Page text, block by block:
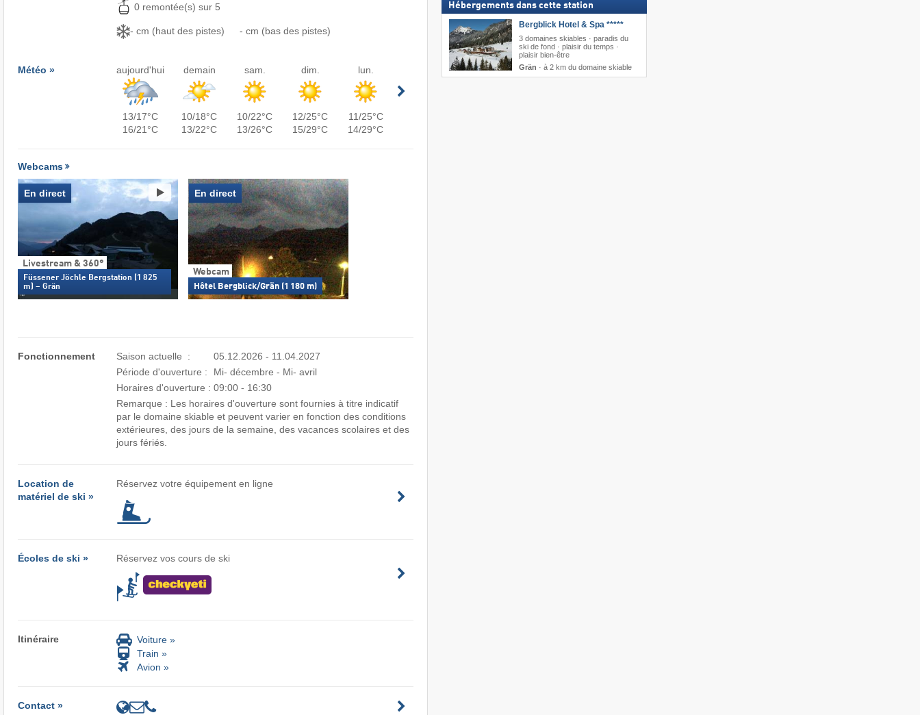
0 remontée(s) sur 5
- cm (haut des pistes) - cm (bas des pistes)
Météo » aujourd'hui
13/17°C
16/21°C
demain
10/18°C
13/22°C
sam.
10/22°C
13/26°C
dim.
12/25°C
15/29°C
lun.
11/25°C
14/29°C
Webcams
Livestream & 360°
Füssener Jöchle Bergstation (1 825
m) – Grän
En direct
Webcam
Hôtel Bergblick/Grän (1 180 m)
En direct
Fonctionnement Saison actuelle :
05.12.2026 - 11.04.2027
Période d'ouverture :
Mi- décembre - Mi- avril
Horaires d'ouverture : 09:00 - 16:30
Remarque : Les horaires d'ouverture sont fournies à titre indicatif
par le domaine skiable et peuvent varier en fonction des conditions
extérieures, des jours de la semaine, des vacances scolaires et des
jours fériés.
Location de
matériel de ski »
Réservez votre équipement en ligne
Écoles de ski » Réservez vos cours de ski
Itinéraire
Voiture »
Train »
Avion »
Contact »
Hébergements dans cette station
Bergblick Hotel & Spa *****
3 domaines skiables · paradis du
ski de fond · plaisir du temps ·
plaisir bien-être
Grän · à 2 km du domaine skiable